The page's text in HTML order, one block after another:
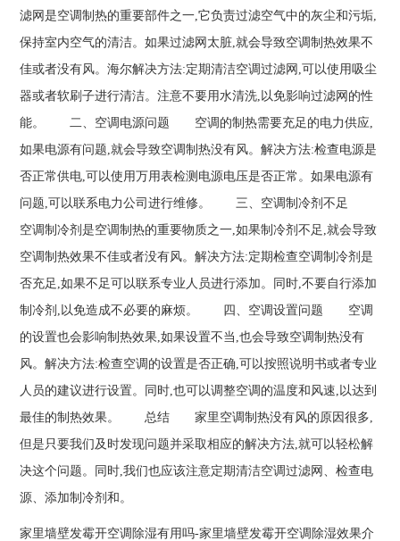
滤网是空调制热的重要部件之一,它负责过滤空气中的灰尘和污垢,
保持室内空气的清洁。如果过滤网太脏,就会导致空调制热效果不
佳或者没有风。海尔解决方法:定期清洁空调过滤网,可以使用吸尘
器或者软刷子进行清洁。注意不要用水清洗,以免影响过滤网的性
能。 二、空调电源问题 空调的制热需要充足的电力供应,
如果电源有问题,就会导致空调制热没有风。解决方法:检查电源是
否正常供电,可以使用万用表检测电源电压是否正常。如果电源有
问题,可以联系电力公司进行维修。 三、空调制冷剂不足
空调制冷剂是空调制热的重要物质之一,如果制冷剂不足,就会导致
空调制热效果不佳或者没有风。解决方法:定期检查空调制冷剂是
否充足,如果不足可以联系专业人员进行添加。同时,不要自行添加
制冷剂,以免造成不必要的麻烦。 四、空调设置问题 空调
的设置也会影响制热效果,如果设置不当,也会导致空调制热没有
风。解决方法:检查空调的设置是否正确,可以按照说明书或者专业
人员的建议进行设置。同时,也可以调整空调的温度和风速,以达到
最佳的制热效果。 总结 家里空调制热没有风的原因很多,
但是只要我们及时发现问题并采取相应的解决方法,就可以轻松解
决这个问题。同时,我们也应该注意定期清洁空调过滤网、检查电
源、添加制冷剂和。
家里墙壁发霉开空调除湿有用吗-家里墙壁发霉开空调除湿效果介